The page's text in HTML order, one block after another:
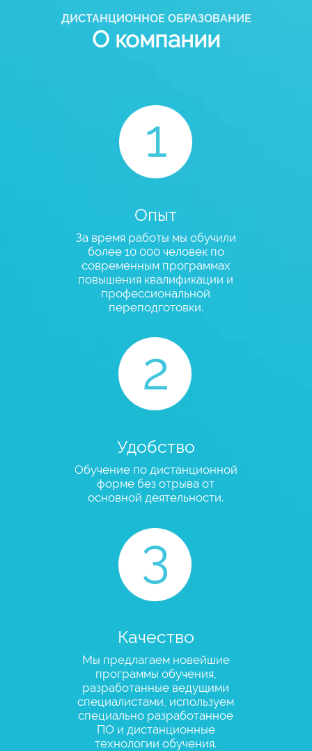
ДИСТАНЦИОННОЕ ОБРАЗОВАНИЕ
О компании
Опыт
За время работы мы обучили
более 10 000 человек по
современным программах
повышения квалификации и
профессиональной
переподготовки.
Удобство
Обучение по дистанционной
форме без отрыва от
основной деятельности.
Качество
Мы предлагаем новейшие
программы обучения,
разработанные ведущими
специалистами, используем
специально разработанное
ПО и дистанционные
технологии обучения.